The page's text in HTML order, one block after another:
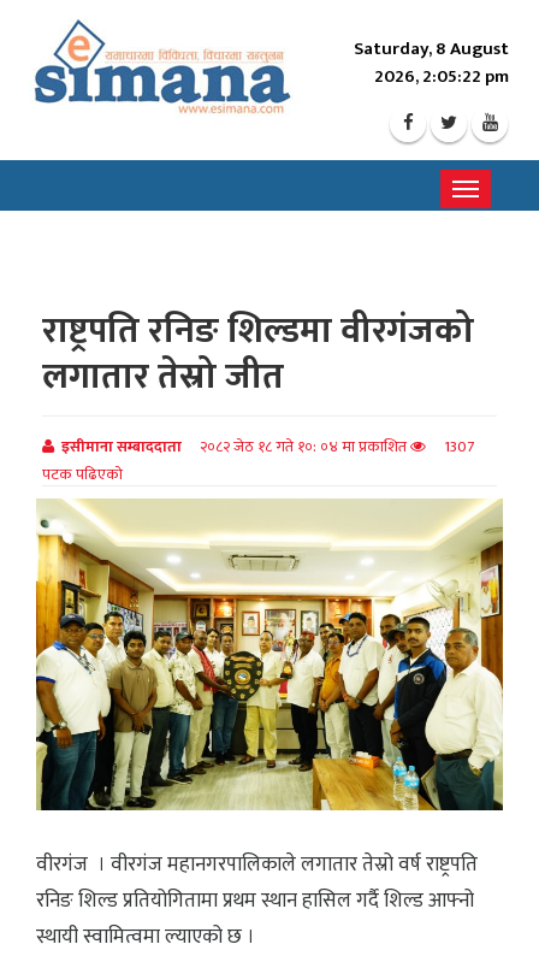
Saturday, 8 August
2026, 2:05:24 pm
Toggle
राष्ट्रपति रनिङ शिल्डमा वीरगंजको
लगातार तेस्रो जीत
इसीमाना सम्बाददाता २०८२ जेठ १८ गते १०: ०४ मा प्रकाशित
1307
पटक पढिएको
वीरगंज । वीरगंज महानगरपालिकाले लगातार तेस्रो वर्ष राष्ट्रपति
रनिङ शिल्ड प्रतियोगितामा प्रथम स्थान हासिल गर्दै शिल्ड आफ्नो
स्थायी स्वामित्वमा ल्याएको छ ।